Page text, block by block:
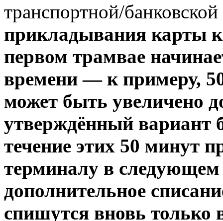
транспортной/
прикладывания карты
первом трамвае
времени — к примеру,
может быть увеличено
утверждённый вариант
течение этих 50 минут
терминалу в следующем
дополнительное
спишутся вновь только